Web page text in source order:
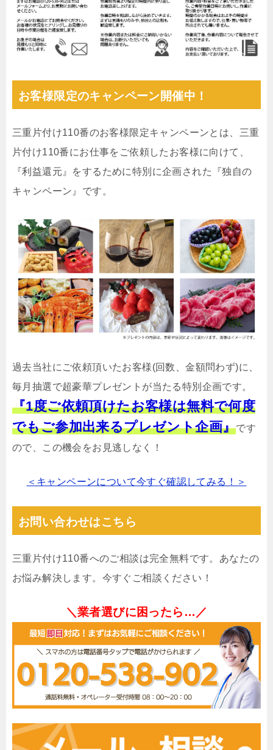
お客様限定のキャンペーン開催中！
三重片付け110番のお客様限定キャンペーンとは、三重
片付け110番にお仕事をご依頼したお客様に向けて、
『利益還元』をするために特別に企画された『独自の
キャンペーン』です。
過去当社にご依頼頂いたお客様(回数、金額問わず)に、
毎月抽選で超豪華プレゼントが当たる特別企画です。
『1度ご依頼頂けたお客様は無料で何度
でもご参加出来るプレゼント企画』です
ので、この機会をお見逃しなく！
＜キャンペーンについて今すぐ確認してみる！＞
お問い合わせはこちら
三重片付け110番へのご相談は完全無料です。あなたの
お悩み解決します。今すぐご相談ください！
＼業者選びに困ったら…／